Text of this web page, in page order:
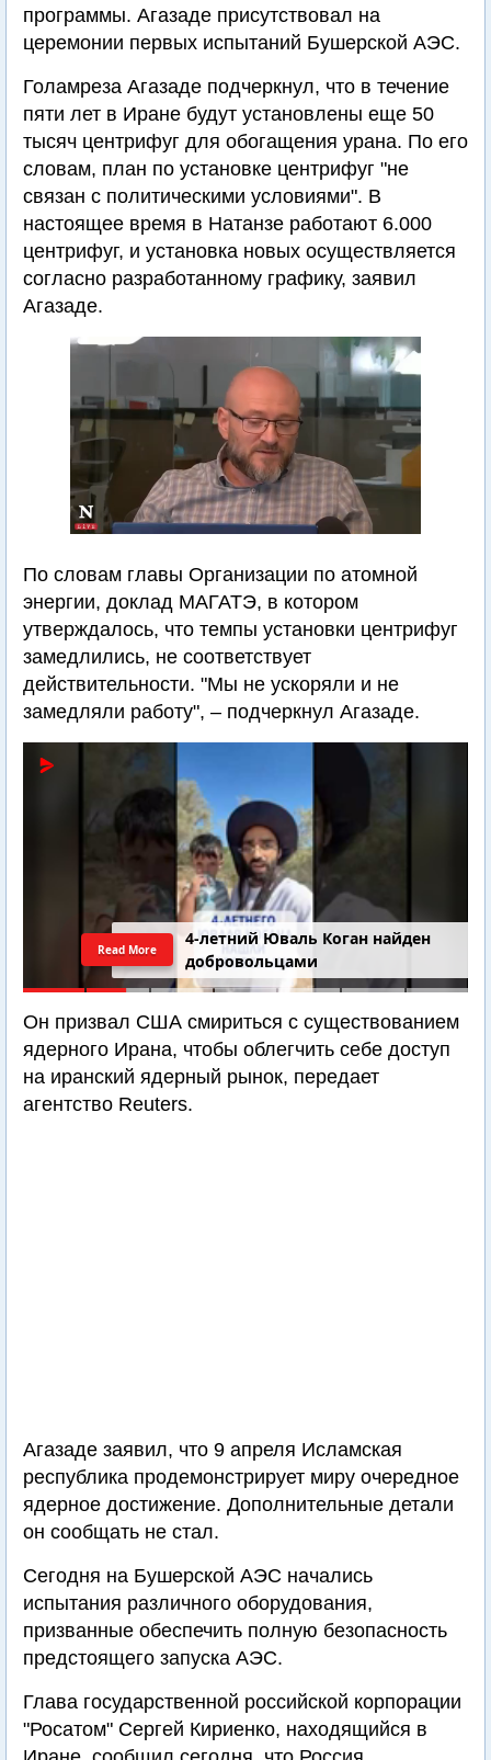
программы. Агазаде присутствовал на
церемонии первых испытаний Бушерской АЭС.
Голамреза Агазаде подчеркнул, что в течение
пяти лет в Иране будут установлены еще 50
тысяч центрифуг для обогащения урана. По его
словам, план по установке центрифуг "не
связан с политическими условиями". В
настоящее время в Натанзе работают 6.000
центрифуг, и установка новых осуществляется
согласно разработанному графику, заявил
Агазаде.
По словам главы Организации по атомной
энергии, доклад МАГАТЭ, в котором
утверждалось, что темпы установки центрифуг
замедлились, не соответствует
действительности. "Мы не ускоряли и не
замедляли работу", – подчеркнул Агазаде.
4-летний Юваль Коган найден
добровольцами
Read More
Он призвал США смириться с существованием
ядерного Ирана, чтобы облегчить себе доступ
на иранский ядерный рынок, передает
агентство Reuters.
Агазаде заявил, что 9 апреля Исламская
республика продемонстрирует миру очередное
ядерное достижение. Дополнительные детали
он сообщать не стал.
Сегодня на Бушерской АЭС начались
испытания различного оборудования,
призванные обеспечить полную безопасность
предстоящего запуска АЭС.
Глава государственной российской корпорации
"Росатом" Сергей Кириенко, находящийся в